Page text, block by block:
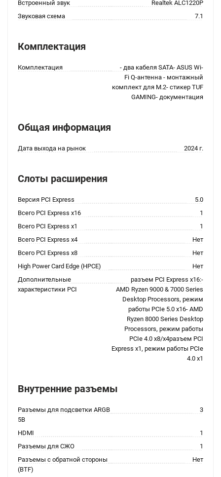
Встроенный звук
Realtek ALC1220P
Звуковая схема
7.1
Комплектация
Комплектация
- два кабеля SATA- ASUS Wi-
Fi Q-антенна - монтажный
комплект для M.2- стикер TUF
GAMING- документация
Общая информация
Дата выхода на рынок 2024 г.
Слоты расширения
Версия PCI Express
5.0
Всего PCI Express x16
1
Всего PCI Express x1
1
Всего PCI Express x4
Нет
Всего PCI Express x8
Нет
High Power Card Edge (HPCE)
Нет
Дополнительные
характеристики PCI
разъем PCI Express x16:-
AMD Ryzen 9000 & 7000 Series
Desktop Processors, режим
работы PCIe 5.0 x16- AMD
Ryzen 8000 Series Desktop
Processors, режим работы
PCIe 4.0 x8/x4разъем PCI
Express x1, режим работы PCIe
4.0 x1
Внутренние разъемы
Разъемы для подсветки ARGB
5В
3
HDMI
1
Разъемы для СЖО
1
Разъемы с обратной стороны
(BTF)
Нет